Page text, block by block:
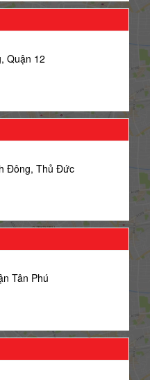
Quận 12
Đông, Thủ Đức
Tân Phú